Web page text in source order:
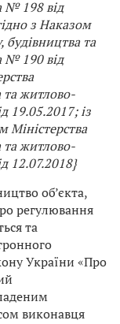
№ 198 від
з Наказом
будівництва та
№ 190 від
та житлово-
19.05.2017; із
Міністерства
та житлово-
12.07.2018}
об’єкта,
регулювання
та
України «Про
виконавця